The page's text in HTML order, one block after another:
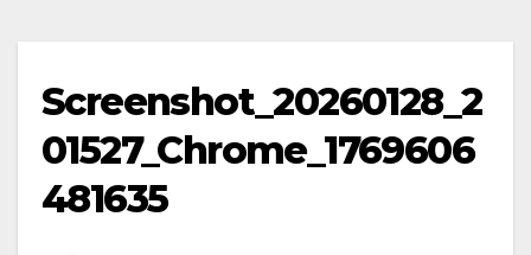
Screenshot_20260128_2
01527_Chrome_1769606
481635